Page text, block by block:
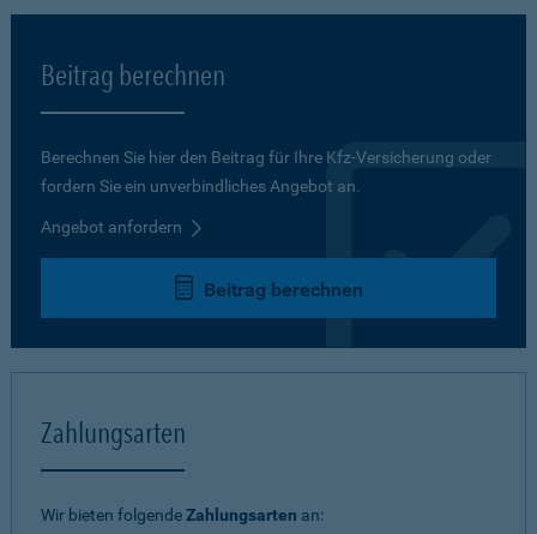
Beitrag berechnen
Berechnen Sie hier den Beitrag für Ihre Kfz-Versicherung oder
fordern Sie ein unverbindliches Angebot an.
Angebot anfordern
Beitrag berechnen
Zahlungsarten
Wir bieten folgendeZahlungsarten an: